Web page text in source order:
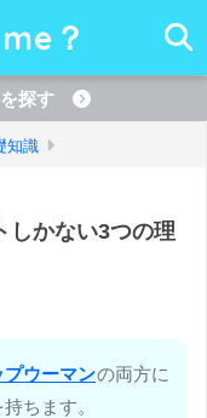
？
を探す
知識
しかない3つの理
プウーマンの両方に
ちます。